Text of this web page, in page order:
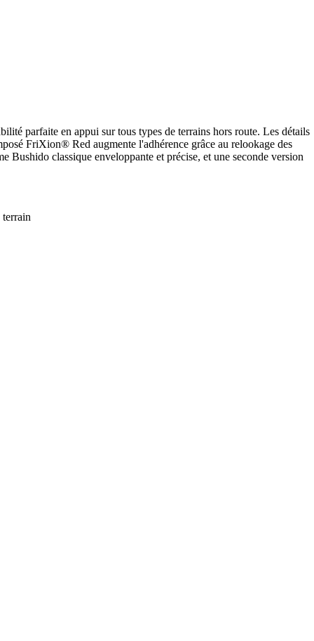
parfaite en appui sur tous types de terrains hors route. Les détails
FriXion® Red augmente l'adhérence grâce au relookage des
Bushido classique enveloppante et précise, et une seconde version